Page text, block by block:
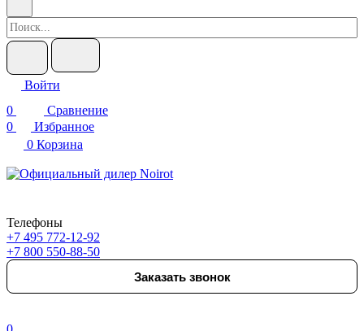
Войти
0
Сравнение
0
Избранное
0 Корзина
Телефоны
+7 495 772-12-92
+7 800 550-88-50
Заказать звонок